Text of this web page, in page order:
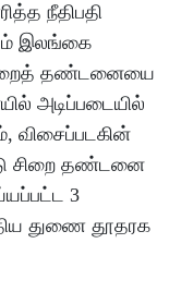
நீதிபதி
இலங்கை
தண்டனையை
அடிப்படையில்
விசைப்படகின்
சிறை தண்டனை
3
துணை தூதரக